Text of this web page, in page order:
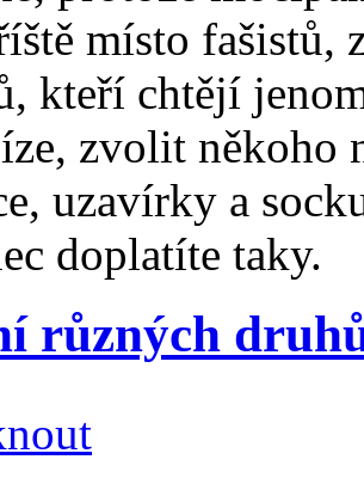
místo fašistů,
kteří chtějí
zvolit
uzavírky a
doplatíte taky.
různých